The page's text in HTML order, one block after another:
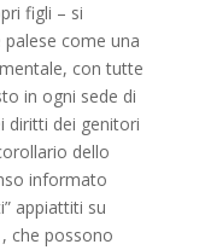
figli – si
come una
con tutte
in ogni sede di
diritti dei genitori
dello
informato
appiattiti su
che possono